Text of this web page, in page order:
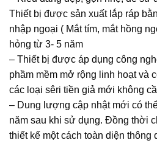
Thiết bị được sản xuất lắp ráp
nhập ngoại ( Mắt tím, mắt hồng
hỏng từ 3- 5 năm
– Thiết bị được áp dụng công
phầm mềm mở rộng linh hoạt và
các loại sêri tiền giả mới không
– Dung lượng cập nhật mới có
năm sau khi sử dụng. Đồng thời
thiết kế một cách toàn diện thông